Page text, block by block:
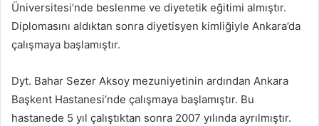
Üniversitesi’nde beslenme ve diyetetik eğitimi almıştır.
Diplomasını aldıktan sonra diyetisyen kimliğiyle Ankara’da
çalışmaya başlamıştır.
Dyt. Bahar Sezer Aksoy mezuniyetinin ardından Ankara
Başkent Hastanesi’nde çalışmaya başlamıştır. Bu
hastanede 5 yıl çalıştıktan sonra 2007 yılında ayrılmıştır.